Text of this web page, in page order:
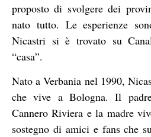
proposto di svolgere dei
nato tutto. Le esperienze
Nicastri si è trovato su
“casa”.
Nato a Verbania nel 1990,
che vive a Bologna. Il
Cannero Riviera e la madre
sostegno di amici e fans che